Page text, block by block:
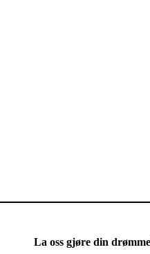
La oss gjøre din